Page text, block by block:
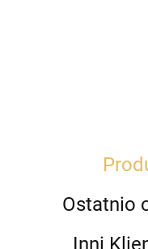
Ostatnio
Inni